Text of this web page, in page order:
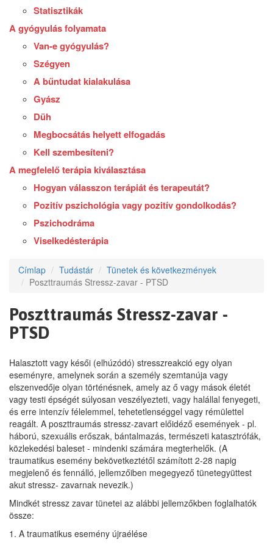
Statisztikák
A gyógyulás folyamata
Van-e gyógyulás?
Szégyen
A bűntudat kialakulása
Gyász
Düh
Megbocsátás helyett elfogadás
Kell szembesíteni?
A megfelelő terápia kiválasztása
Hogyan válasszon terápiát és terapeutát?
Pozitív pszichológia vagy pozitív gondolkodás?
Pszichodráma
Viselkedésterápia
Címlap Tudástár
Tünetek és következmények
Poszttraumás Stressz-zavar - PTSD
Poszttraumás Stressz-zavar -
PTSD
Halasztott vagy késői (elhúzódó) stresszreakció egy olyan
eseményre, amelynek során a személy szemtanúja vagy
elszenvedője olyan történésnek, amely az ő vagy mások életét
vagy testi épségét súlyosan veszélyezteti, vagy halállal fenyegeti,
és erre intenzív félelemmel, tehetetlenséggel vagy rémülettel
reagált. A poszttraumás stressz-zavart előidéző események - pl.
háború, szexuális erőszak, bántalmazás, természeti katasztrófák,
közlekedési baleset - mindenki számára megterhelők. (A
traumatikus esemény bekövetkeztétől számított 2-28 napig
megjelenő és fennálló, jellemzőiben megegyező tünetegyüttest
akut stressz- zavarnak nevezik.)
Mindkét stressz zavar tünetei az alábbi jellemzőkben foglalhatók
össze:
1. A traumatikus esemény újraélése